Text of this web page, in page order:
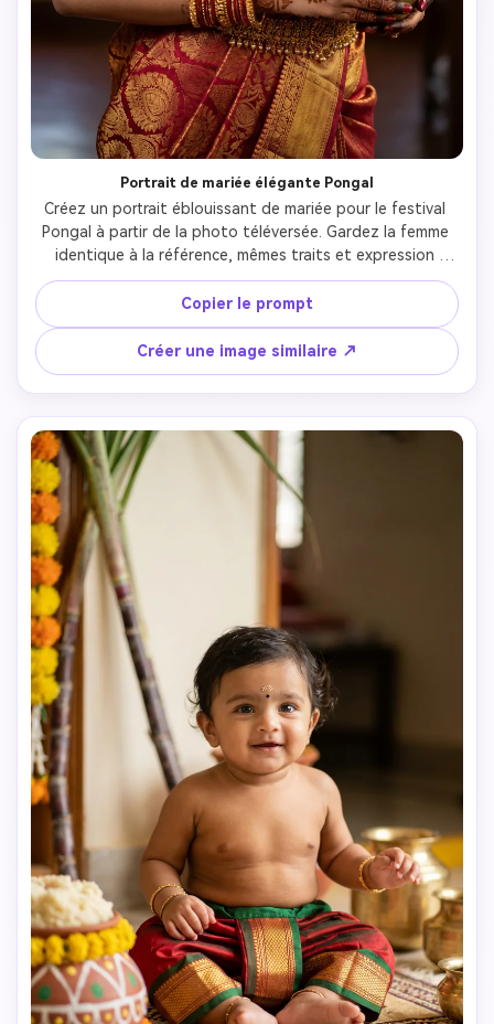
Portrait de mariée élégante Pongal
Créez un portrait éblouissant de mariée pour le festival
Pongal à partir de la photo téléversée. Gardez la femme
identique à la référence, mêmes traits et expression
gracieuse. Habillez-la en sari de soie Kanjivaram luxueux
aux teintes précieuses (vert émeraude, rouge rubis ou
violet royal) à broderies dorées épaisses. Parure de bijoux
nuptiaux du sud : colliers d’or superposés, jhumkas
élaborés, maang tikka, anneau de nez, bracelets et
brassards. Cheveux en chignon bas élégant, ornés de
jasmin frais abondant, en guirlande et cercles. Maquillage
naturel, grand bindi rouge, mains décorées de mehendi.
Arrière-plan : maison traditionnelle sud-indienne, lumière
douce floutée à effet bokeh. Lumière dorée chaude,
faible profondeur de champ. Portrait nuptial
cinématographique, Instagram aux couleurs riches. Détails
Copier le prompt
Créer une image similaire ↗